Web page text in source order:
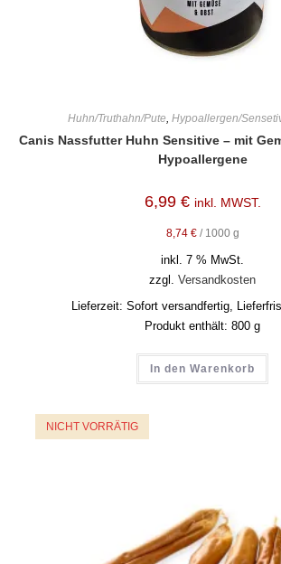
Huhn/Truthahn/Pute, Hypoallergen/
Canis Nassfutter Huhn Sensitive – mit
Hypoallergene
6,99 € inkl. MWST.
8,74 €/ 1000 g
inkl. 7 % MwSt.
zzgl. Versandkosten
Lieferzeit: Sofort versandfertig,
Produkt enthält: 800 g
In den Warenkorb
NICHT VORRÄTIG